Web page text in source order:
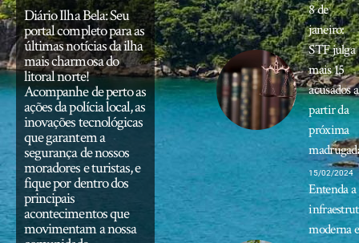
Diário Ilha Bela: Seu
portal completo para as
últimas notícias da ilha
mais charmosa do
litoral norte!
Acompanhe de perto as
ações da polícia local, as
inovações tecnológicas
que garantem a
segurança de nossos
moradores e turistas, e
fique por dentro dos
principais
acontecimentos que
movimentam a nossa
8 de
janeiro:
STF julga
mais 15
acusados a
partir da
próxima
15/02/2024
Entenda a
moderna e